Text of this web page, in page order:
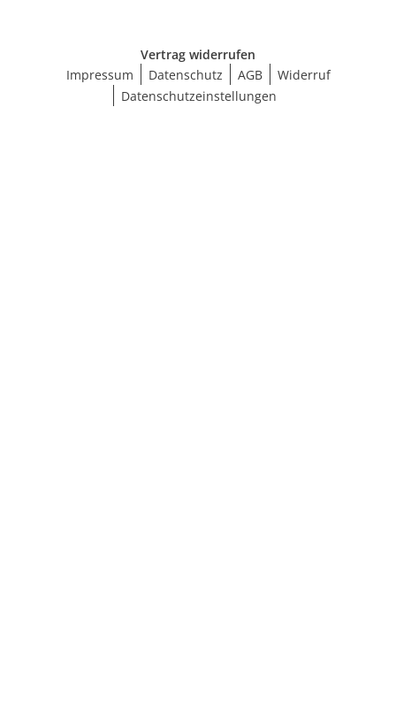
Vertrag widerrufen
Impressum
Datenschutz AGB
Widerruf
Datenschutzeinstellungen